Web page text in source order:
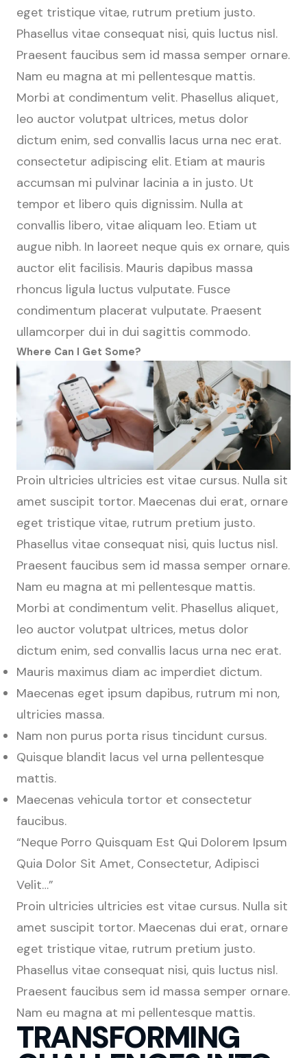
eget tristique vitae, rutrum pretium justo.
Phasellus vitae consequat nisi, quis luctus nisl.
Praesent faucibus sem id massa semper ornare.
Nam eu magna at mi pellentesque mattis.
Morbi at condimentum velit. Phasellus aliquet,
leo auctor volutpat ultrices, metus dolor
dictum enim, sed convallis lacus urna nec erat.
consectetur adipiscing elit. Etiam at mauris
accumsan mi pulvinar lacinia a in justo. Ut
tempor et libero quis dignissim. Nulla at
convallis libero, vitae aliquam leo. Etiam ut
augue nibh. In laoreet neque quis ex ornare, quis
auctor elit facilisis. Mauris dapibus massa
rhoncus ligula luctus vulputate. Fusce
condimentum placerat vulputate. Praesent
ullamcorper dui in dui sagittis commodo.
Where Can I Get Some?
Proin ultricies ultricies est vitae cursus. Nulla sit
amet suscipit tortor. Maecenas dui erat, ornare
eget tristique vitae, rutrum pretium justo.
Phasellus vitae consequat nisi, quis luctus nisl.
Praesent faucibus sem id massa semper ornare.
Nam eu magna at mi pellentesque mattis.
Morbi at condimentum velit. Phasellus aliquet,
leo auctor volutpat ultrices, metus dolor
dictum enim, sed convallis lacus urna nec erat.
Mauris maximus diam ac imperdiet dictum.
Maecenas eget ipsum dapibus, rutrum mi non,
ultricies massa.
Nam non purus porta risus tincidunt cursus.
Quisque blandit lacus vel urna pellentesque
mattis.
Maecenas vehicula tortor et consectetur
faucibus.
“Neque Porro Quisquam Est Qui Dolorem Ipsum
Quia Dolor Sit Amet, Consectetur, Adipisci
Velit…”
Proin ultricies ultricies est vitae cursus. Nulla sit
amet suscipit tortor. Maecenas dui erat, ornare
eget tristique vitae, rutrum pretium justo.
Phasellus vitae consequat nisi, quis luctus nisl.
Praesent faucibus sem id massa semper ornare.
Nam eu magna at mi pellentesque mattis.
TRANSFORMING